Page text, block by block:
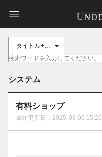
タイトル+内容
システム
有料ショップ
最終更新日：2025-08-06 15:26